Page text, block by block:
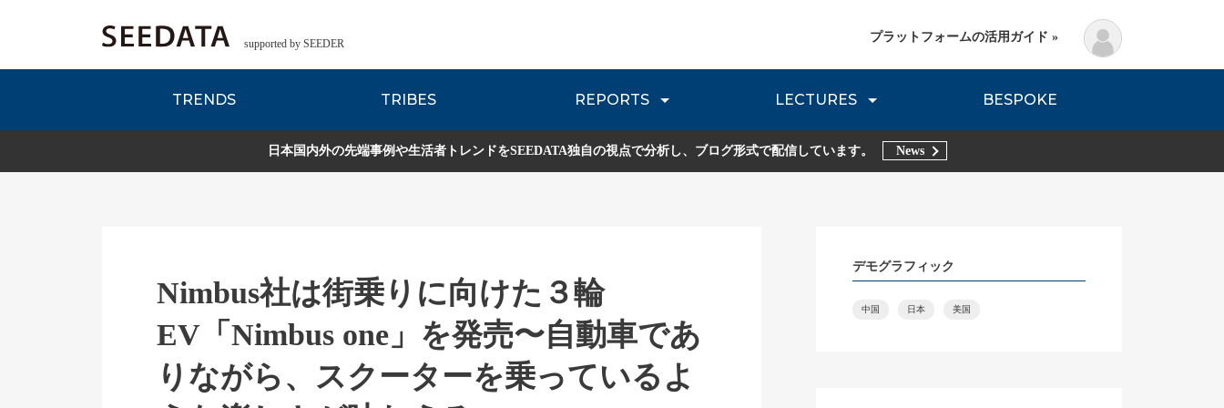
supported by SEEDER
TRENDS TRIBES REPORTS
EDITORIAL REPORT Zsレポート 流通レポート JOURNEY REVIEW DNVB REPORT TRIBE REPORTS
LECTURES
各種データのご紹介 Planning Method
BESPOKE
プラットフォームの活用ガイド »
日本国内外の先端事例や生活者トレンドをSEEDATA独自の視点で分析し、ブログ形式で配信しています。 News
Nimbus社は街乗りに向けた３輪
EV「Nimbus one」を発売〜自動車であ
りながら、スクーターを乗っているよ
デモグラフィック
中国 日本 美国